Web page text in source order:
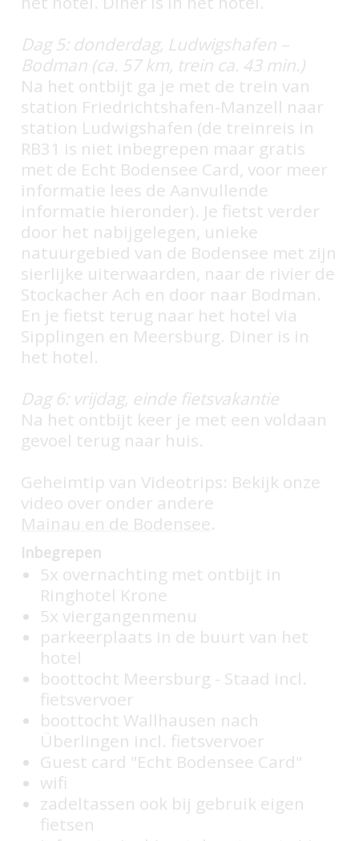
Dag 5: donderdag, Ludwigshafen –
Bodman (ca. 57 km, trein ca. 43 min.)
Na het ontbijt ga je met de trein van
station Friedrichtshafen-Manzell naar
station Ludwigshafen (de treinreis in
RB31 is niet inbegrepen maar gratis
met de Echt Bodensee Card, voor meer
informatie lees de Aanvullende
informatie hieronder). Je fietst verder
door het nabijgelegen, unieke
natuurgebied van de Bodensee met zijn
sierlijke uiterwaarden, naar de rivier de
Stockacher Ach en door naar Bodman.
En je fietst terug naar het hotel via
Sipplingen en Meersburg. Diner is in
het hotel.
Dag 6: vrijdag, einde fietsvakantie
Na het ontbijt keer je met een voldaan
gevoel terug naar huis.
Geheimtip van Videotrips: Bekijk onze
video over onder andere
Mainau en de Bodensee.
Inbegrepen
5x overnachting met ontbijt in
Ringhotel Krone
5x viergangenmenu
parkeerplaats in de buurt van het
hotel
boottocht Meersburg - Staad incl.
fietsvervoer
boottocht Wallhausen nach
Überlingen incl. fietsvervoer
Guest card "Echt Bodensee Card"
wifi
zadeltassen ook bij gebruik eigen
fietsen